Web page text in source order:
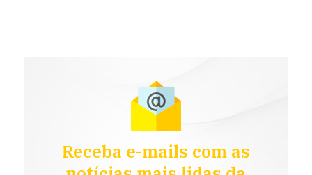
Receba e-mails com as